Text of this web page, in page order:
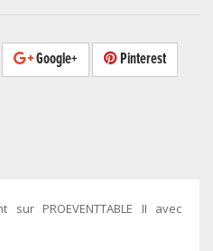
Google+ Pinterest
PROEVENTTABLE II avec